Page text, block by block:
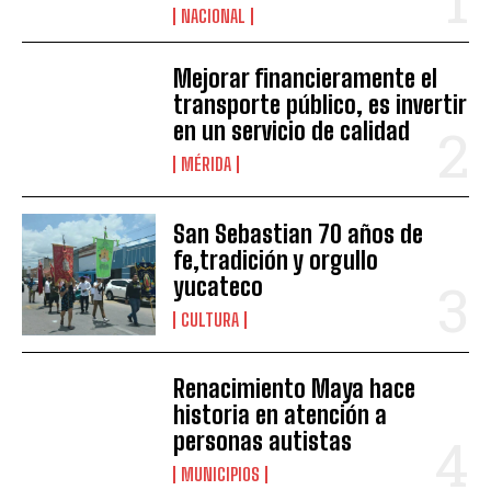
NACIONAL
Mejorar financieramente el
transporte público, es invertir
en un servicio de calidad
MÉRIDA
San Sebastian 70 años de
fe,tradición y orgullo
yucateco
CULTURA
Renacimiento Maya hace
historia en atención a
personas autistas
MUNICIPIOS